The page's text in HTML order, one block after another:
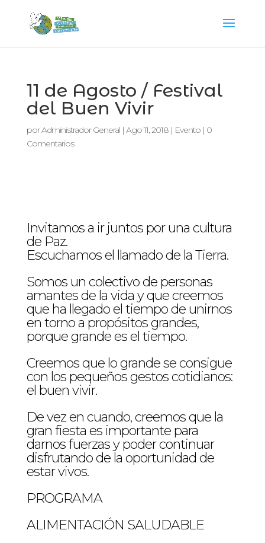
11 de Agosto / Festival
del Buen Vivir
porAdministrador General| Ago 11, 2018| Evento| 0
Comentarios
Invitamos a ir juntos por una cultura
de Paz.
Escuchamos el llamado de la Tierra.
Somos un colectivo de personas
amantes de la vida y que creemos
que ha llegado el tiempo de unirnos
en torno a propósitos grandes,
porque grande es el tiempo.
Creemos que lo grande se consigue
con los pequeños gestos cotidianos:
el buen vivir.
De vez en cuando, creemos que la
gran fiesta es importante para
darnos fuerzas y poder continuar
disfrutando de la oportunidad de
estar vivos.
PROGRAMA
ALIMENTACIÓN SALUDABLE